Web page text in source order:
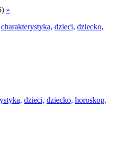
»
charakterystyka, dzieci, dziecko,
dzieci, dziecko, horoskop,